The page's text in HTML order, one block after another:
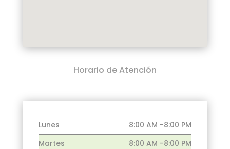
Horario de Atención
Lunes
8:00 AM -8:00 PM
Martes
8:00 AM -8:00 PM